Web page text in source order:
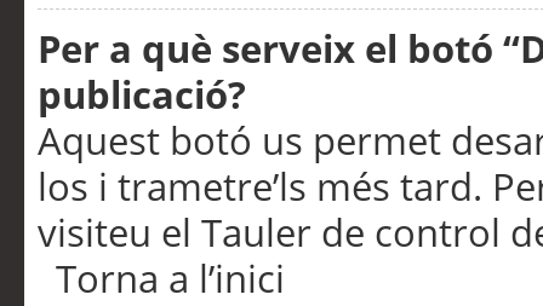
Per a què serveix el botó
publicació?
Aquest botó us permet
los i trametre’ls més tard.
visiteu el Tauler de control
Torna a l’inici